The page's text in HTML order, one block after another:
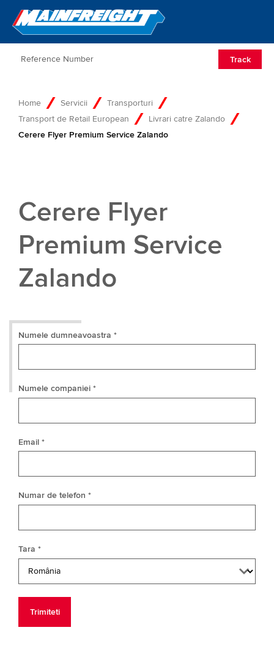
Go to Home
Track
Home Servicii
Transporturi
Transport de Retail European
Livrari catre Zalando
Cerere Flyer Premium Service Zalando
Cerere Flyer
Premium Service
Zalando
Numele dumneavoastra *
Numele companiei *
Email *
Numar de telefon *
Tara *